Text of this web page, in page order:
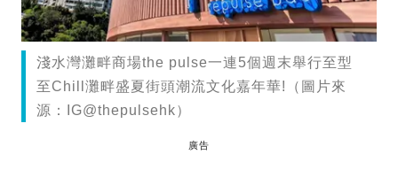
淺水灣灘畔商場the pulse一連5個週末舉行至型
至Chill灘畔盛夏街頭潮流文化嘉年華!（圖片來
源：IG@thepulsehk）
廣告